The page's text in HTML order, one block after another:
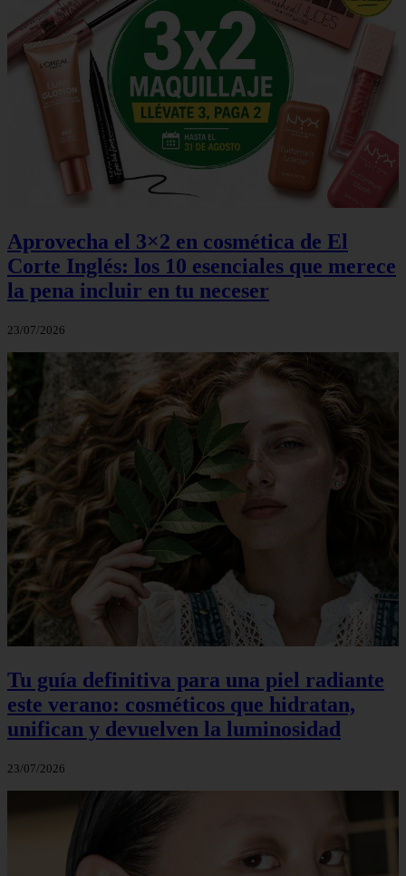
Aprovecha el 3×2 en cosmética de El
Corte Inglés: los 10 esenciales que merece
la pena incluir en tu neceser
23/07/2026
Tu guía definitiva para una piel radiante
este verano: cosméticos que hidratan,
unifican y devuelven la luminosidad
23/07/2026